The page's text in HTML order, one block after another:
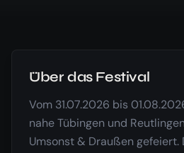
Über das Festival
Vom 31.07.2026 bis
nahe Tübingen und
Umsonst & Draußen